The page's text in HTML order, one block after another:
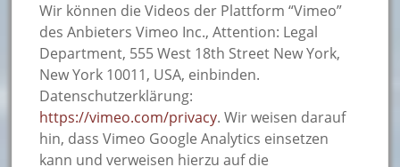
Wir können die Videos der Plattform “Vimeo”
des Anbieters Vimeo Inc., Attention: Legal
Department, 555 West 18th Street New York,
New York 10011, USA, einbinden.
Datenschutzerklärung:
https://vimeo.com/privacy. Wir weisen darauf
hin, dass Vimeo Google Analytics einsetzen
kann und verweisen hierzu auf die